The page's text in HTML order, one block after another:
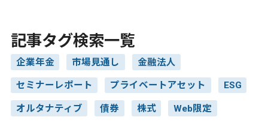
記事タグ検索一覧
企業年金 市場見通し 金融法人
セミナーレポート プライベートアセット ESG
オルタナティブ 債券 株式 Web限定